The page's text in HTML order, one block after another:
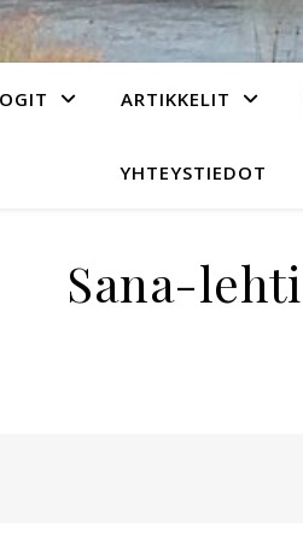
ARTIKKELIT
YHTEYSTIEDOT
Sana-lehti